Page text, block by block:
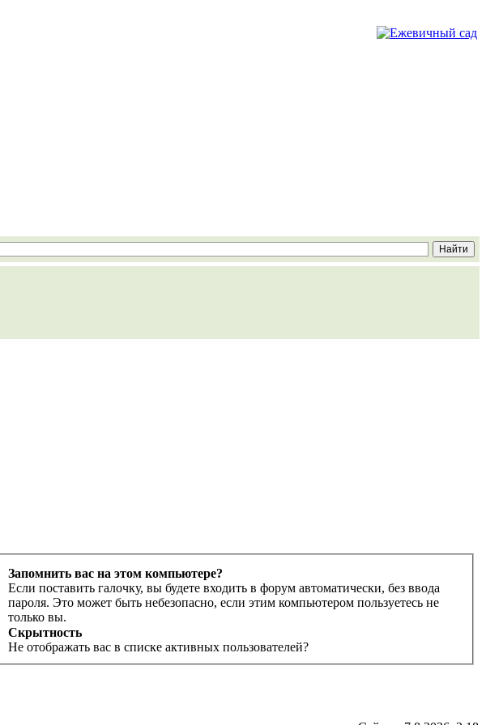
Запомнить вас на этом компьютере?
Если поставить галочку, вы будете входить в форум автоматически, без ввода
пароля. Это может быть небезопасно, если этим компьютером пользуетесь не
только вы.
Скрытность
Не отображать вас в списке активных пользователей?